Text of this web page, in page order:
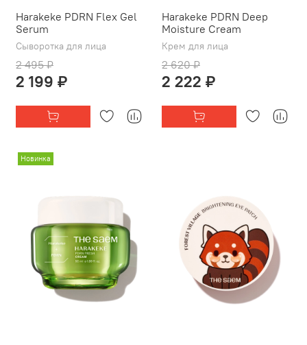
Harakeke PDRN Flex Gel
Serum
Сыворотка для лица
2 495 ₽
2 199 ₽
Harakeke PDRN Deep
Moisture Cream
Крем для лица
2 620 ₽
2 222 ₽
Новинка